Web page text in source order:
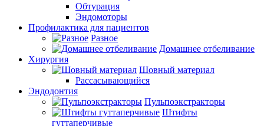
Обтурация
Эндомоторы
Профилактика для пациентов
Разное
Домашнее отбеливание
Хирургия
Шовный материал
Рассасывающийся
Эндодонтия
Пульпоэкстракторы
Штифты
гуттаперчивые